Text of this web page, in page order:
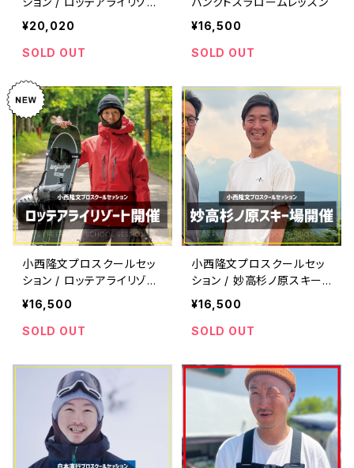
ト
¥20,020
SOLD OUT
¥16,500
SOLD OUT
小西隆文プロスクールセッ
ション / ロッテアライリゾー
ト開催
¥16,500
SOLD OUT
小西隆文プロスクールセッ
ション / 妙高杉ノ原スキー
場開催
¥16,500
SOLD OUT